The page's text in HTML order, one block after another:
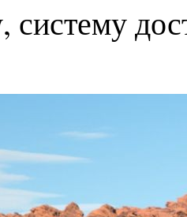
систему